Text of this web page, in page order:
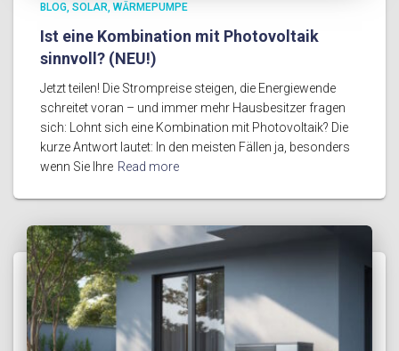
BLOG SOLAR WÄRMEPUMPE
Ist eine Kombination mit Photovoltaik
sinnvoll? (NEU!)
Jetzt teilen! Die Strompreise steigen, die Energiewende
schreitet voran – und immer mehr Hausbesitzer fragen
sich: Lohnt sich eine Kombination mit Photovoltaik? Die
kurze Antwort lautet: In den meisten Fällen ja, besonders
wenn Sie Ihre Read more